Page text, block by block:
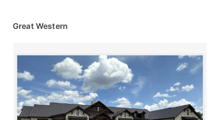
Great Western